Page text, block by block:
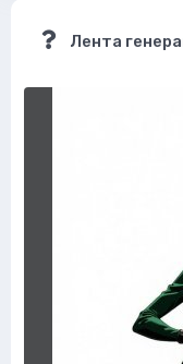
Лента